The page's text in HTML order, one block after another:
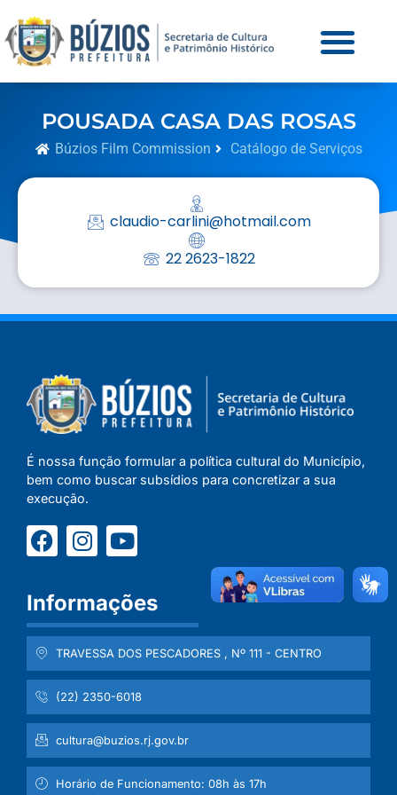
POUSADA CASA DAS ROSAS
Búzios Film Commission Catálogo de Serviços
claudio-carlini@hotmail.com
22 2623-1822
É nossa função formular a política cultural do Município,
bem como buscar subsídios para concretizar a sua
execução.
Informações
TRAVESSA DOS PESCADORES , Nº 111 - CENTRO
(22) 2350-6018
cultura@buzios.rj.gov.br
Horário de Funcionamento: 08h às 17h